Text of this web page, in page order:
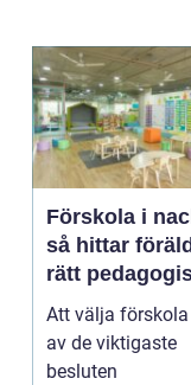
Förskola i
så hittar
rätt
trygghet
Att välja
av de viktigaste
besluten